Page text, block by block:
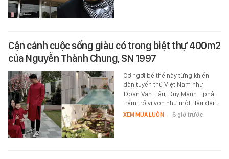
Cận cảnh cuộc sống giàu có trong biệt thự 400m2
của Nguyễn Thành Chung, SN 1997
Cơ ngơi bề thế này từng khiến
dàn tuyển thủ Việt Nam như
Đoàn Văn Hậu, Duy Mạnh... phải
trầm trồ ví von như một "lâu đài"…
XEM MUA LUÔN - 6 giờ trước